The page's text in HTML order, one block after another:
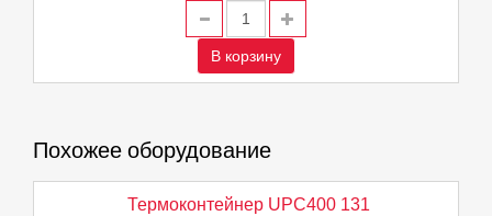
В корзину
Похожее оборудование
Термоконтейнер UPC400 131